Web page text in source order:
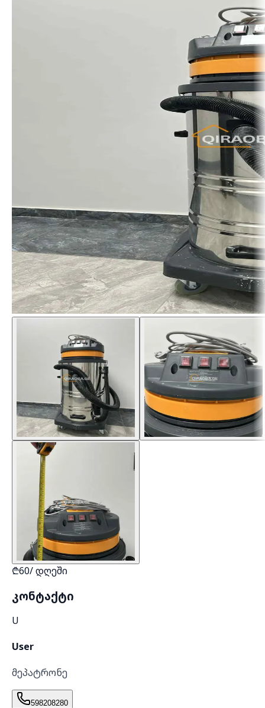
₾60/დღეში
კონტაქტი
U
User
მეპატრონე
598208280